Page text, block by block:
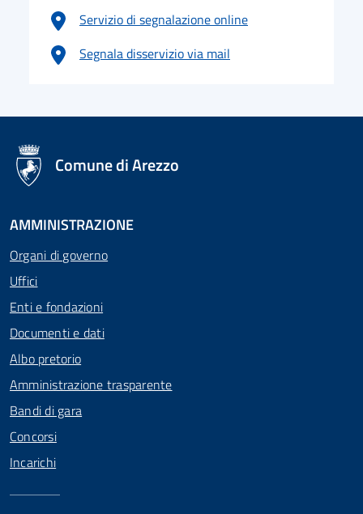
Servizio di segnalazione online
Segnala disservizio via mail
logo Unione Europea
Comune di Arezzo
AMMINISTRAZIONE
Organi di governo
Uffici
Enti e fondazioni
Documenti e dati
Albo pretorio
Amministrazione trasparente
Bandi di gara
Concorsi
Incarichi